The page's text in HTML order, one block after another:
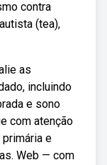
contra
(tea),
as
incluindo
e sono
com atenção
e
Web — com